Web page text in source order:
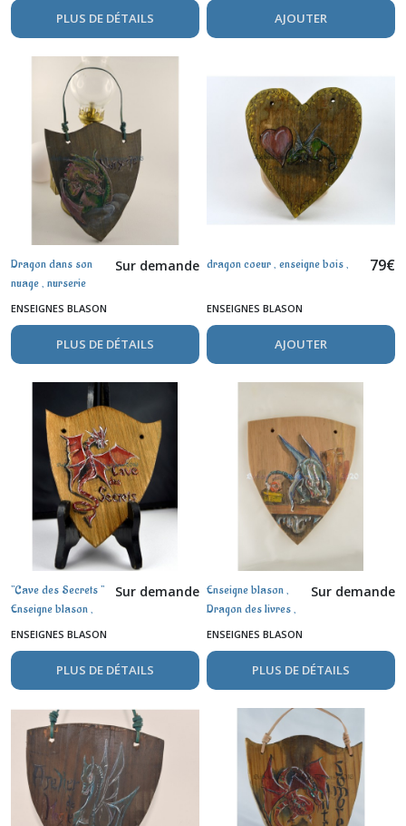
PLUS DE DÉTAILS AJOUTER
Dragon dans son
nuage , nurserie
Sur demande
ENSEIGNES BLASON
PLUS DE DÉTAILS
dragon coeur , enseigne bois , 79€
ENSEIGNES BLASON
AJOUTER
"Cave des Secrets "
Enseigne blason ,
dragon rouge
Sur demande
ENSEIGNES BLASON
PLUS DE DÉTAILS
Enseigne blason ,
Dragon des livres ,
aquarelle sur bois
Sur demande
ENSEIGNES BLASON
PLUS DE DÉTAILS